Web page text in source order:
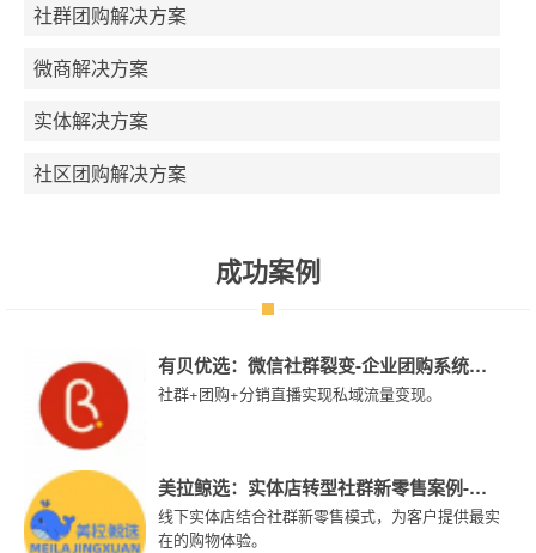
社群团购解决方案
微商解决方案
实体解决方案
社区团购解决方案
成功案例
有贝优选：微信社群裂变-企业团购系统案
例-大师熊
社群+团购+分销直播实现私域流量变现。
美拉鲸选：实体店转型社群新零售案例-大
师熊
线下实体店结合社群新零售模式，为客户提供最实
在的购物体验。